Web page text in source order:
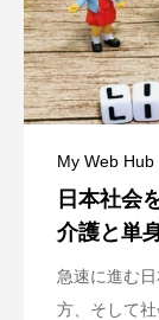
My Web Hub
日本社会
介護と単
急速に進む
方、そして